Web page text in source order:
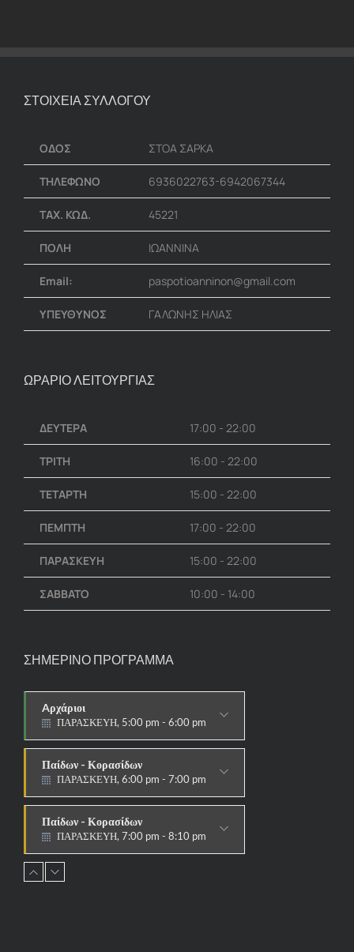
ΣΤΟΙΧΕΙΑ ΣΥΛΛΟΓΟΥ
ΟΔΟΣ ΣΤΟΑ ΣΑΡΚΑ
ΤΗΛΕΦΩΝΟ 6936022763-6942067344
ΤΑΧ. ΚΩΔ. 45221
ΠΟΛΗ ΙΩΑΝΝΙΝΑ
Email: paspotioanninon@gmail.com
ΥΠΕΥΘΥΝΟΣ ΓΑΛΩΝΗΣ ΗΛΙΑΣ
ΩΡΑΡΙΟ ΛΕΙΤΟΥΡΓΙΑΣ
ΔΕΥΤΕΡΑ 17:00 - 22:00
ΤΡΙΤΗ 16:00 - 22:00
ΤΕΤΑΡΤΗ 15:00 - 22:00
ΠΕΜΠΤΗ 17:00 - 22:00
ΠΑΡΑΣΚΕΥΗ 15:00 - 22:00
ΣΑΒΒΑΤΟ 10:00 - 14:00
ΣΗΜΕΡΙΝΟ ΠΡΟΓΡΑΜΜΑ
Aρχάριοι
ΠΑΡΑΣΚΕΥΗ, 5:00 pm - 6:00 pm
Παίδων - Κορασίδων
ΠΑΡΑΣΚΕΥΗ, 6:00 pm - 7:00 pm
Παίδων - Κορασίδων
ΠΑΡΑΣΚΕΥΗ, 7:00 pm - 8:10 pm
Εφήβων - Νεανίδων